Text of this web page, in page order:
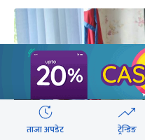
ताजा अपडेट ट्रेन्डिङ